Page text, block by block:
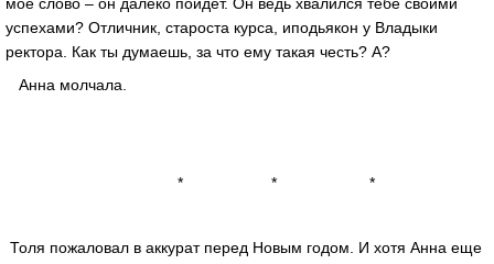
успехами? Отличник, староста курса, иподьякон у Владыки
ректора. Как ты думаешь, за что ему такая честь? А?
Анна молчала.
* * *
Толя пожаловал в аккурат перед Новым годом. И хотя Анна еще